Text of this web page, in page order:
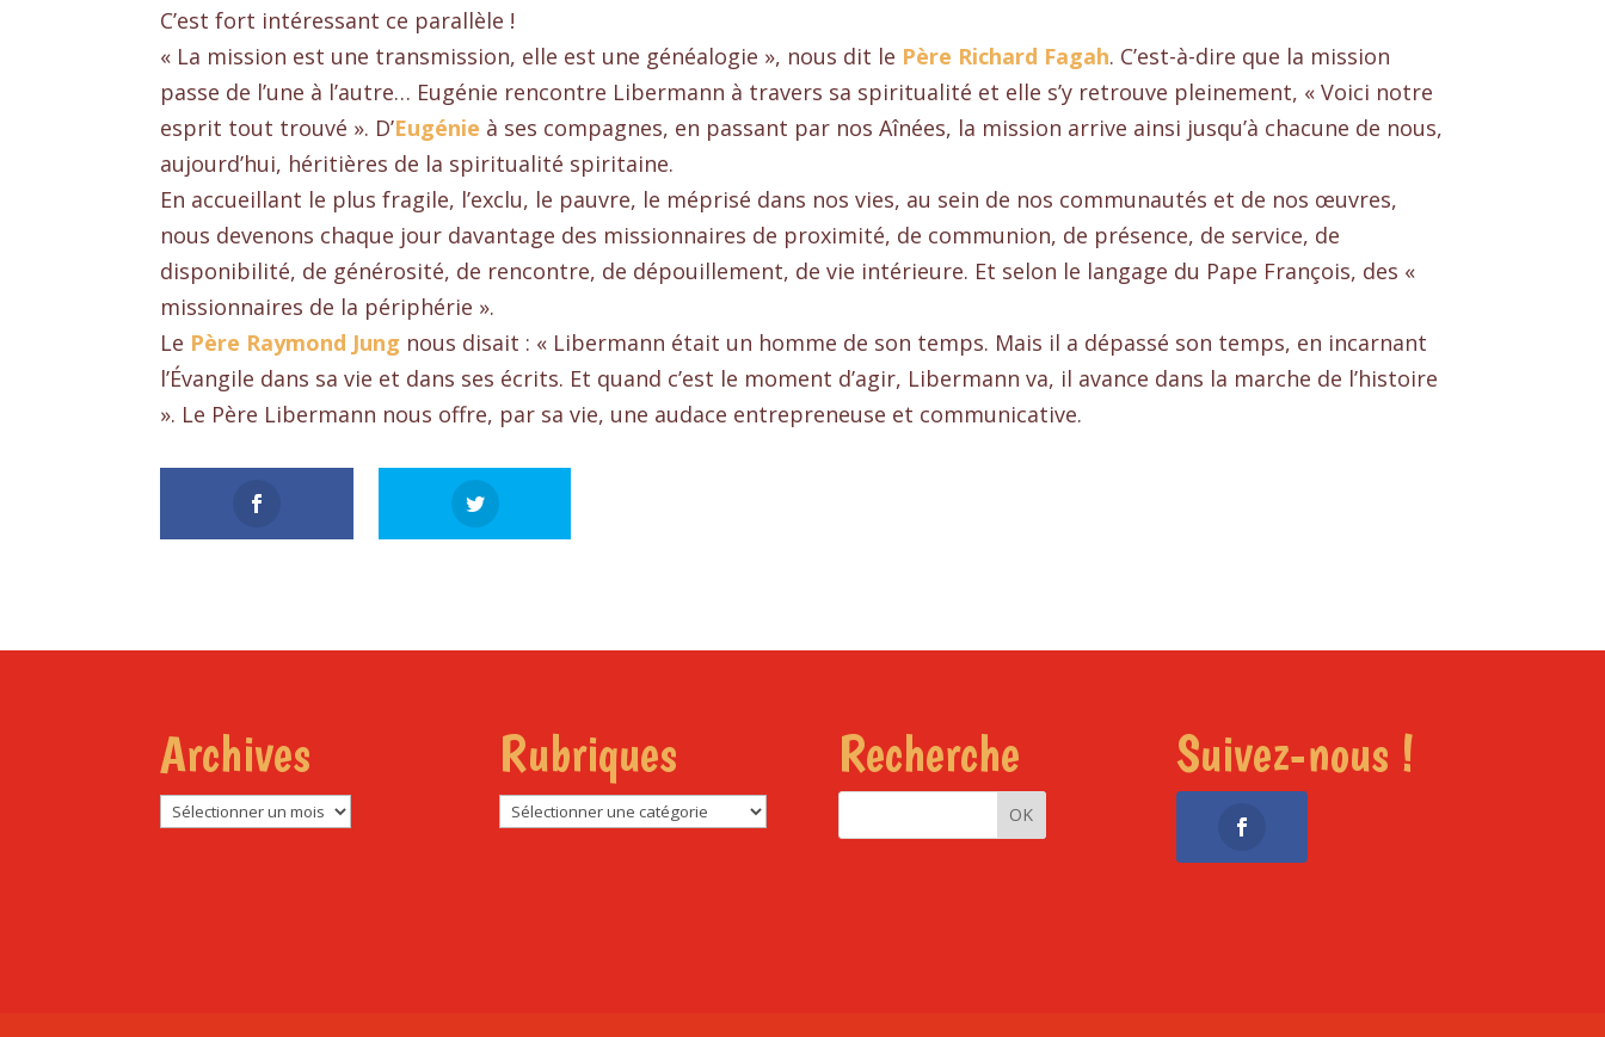
C’est fort intéressant ce parallèle !
« La mission est une transmission, elle est une généalogie », nous dit le Père Richard Fagah. C’est-à-dire que la mission
passe de l’une à l’autre… Eugénie rencontre Libermann à travers sa spiritualité et elle s’y retrouve pleinement, « Voici notre
esprit tout trouvé ». D’Eugénie à ses compagnes, en passant par nos Aînées, la mission arrive ainsi jusqu’à chacune de nous,
aujourd’hui, héritières de la spiritualité spiritaine.
En accueillant le plus fragile, l’exclu, le pauvre, le méprisé dans nos vies, au sein de nos communautés et de nos œuvres,
nous devenons chaque jour davantage des missionnaires de proximité, de communion, de présence, de service, de
disponibilité, de générosité, de rencontre, de dépouillement, de vie intérieure. Et selon le langage du Pape François, des «
missionnaires de la périphérie ».
Le Père Raymond Jung nous disait : « Libermann était un homme de son temps. Mais il a dépassé son temps, en incarnant
l’Évangile dans sa vie et dans ses écrits. Et quand c’est le moment d’agir, Libermann va, il avance dans la marche de l’histoire
». Le Père Libermann nous offre, par sa vie, une audace entrepreneuse et communicative.
Archives
Archives
Rubriques
Rubriques
Recherche Suivez-nous !